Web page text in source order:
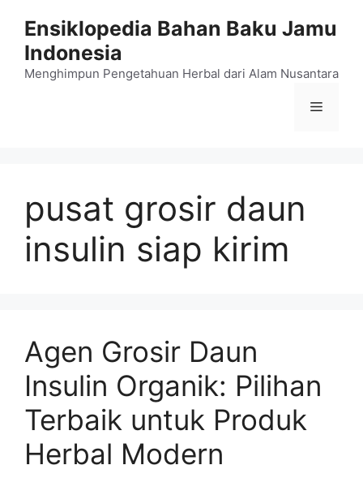
Ensiklopedia Bahan Baku Jamu
Indonesia
Menghimpun Pengetahuan Herbal dari Alam Nusantara
Menu
pusat grosir daun
insulin siap kirim
Agen Grosir Daun
Insulin Organik: Pilihan
Terbaik untuk Produk
Herbal Modern